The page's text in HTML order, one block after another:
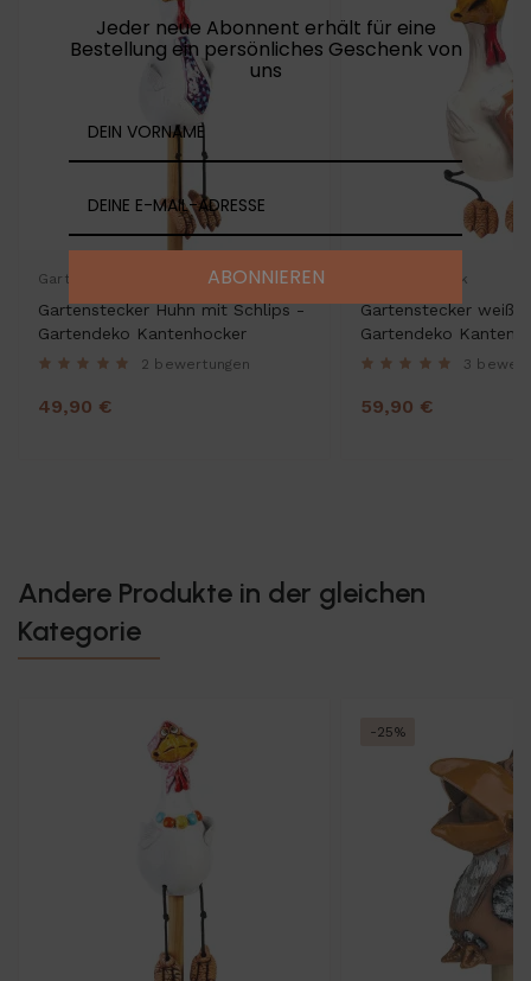
Gartenkeramik
Gartenstecker Huhn mit Schlips -
Gartendeko Kantenhocker
2 bewertungen
49,90 €
Gartenkeramik
Gartenstecker weiße
Gartendeko
3
59,90 €
Andere Produkte in der gleichen
Kategorie
-25%
Jeder neue Abonnent erhält für eine
Bestellung ein persönliches Geschenk von
uns
ABONNIEREN